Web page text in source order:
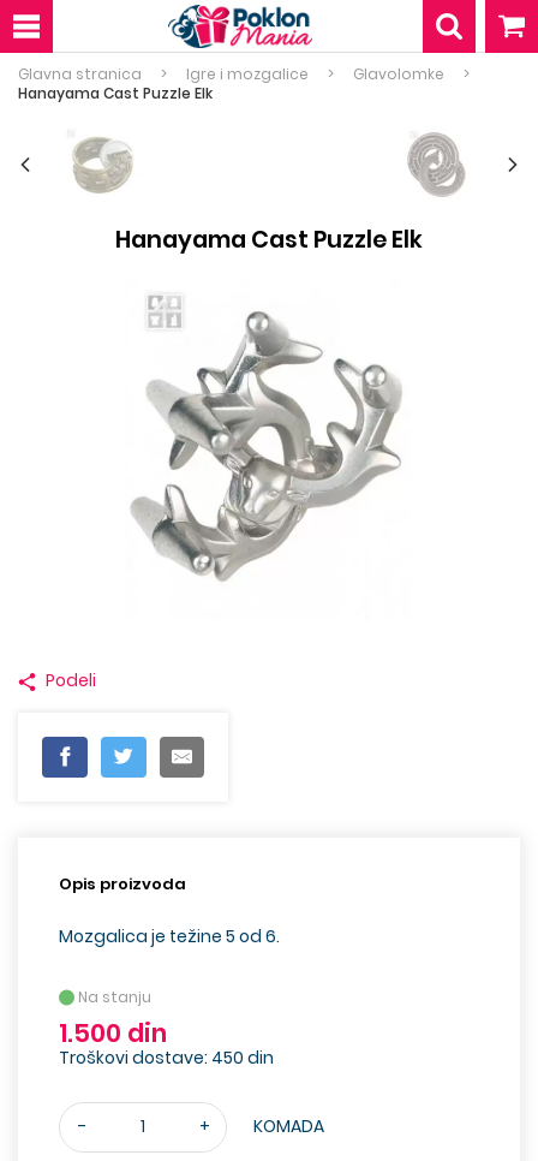
Glavna stranica Igre i mozgalice
Glavolomke
Hanayama Cast Puzzle Elk
Hanayama Cast Puzzle Elk
Podeli
Opis proizvoda
Mozgalica je težine 5 od 6.
Na stanju
1.500 din
Troškovi dostave: 450 din
- + KOMADA